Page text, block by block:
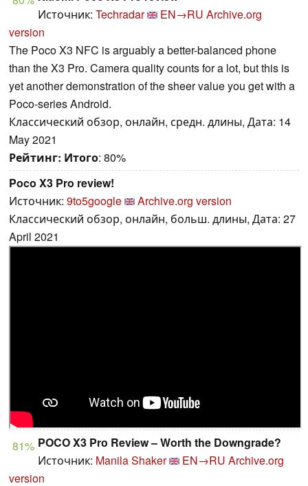
Источник: Techradar EN→RU Archive.org
version
The Poco X3 NFC is arguably a better-balanced phone
than the X3 Pro. Camera quality counts for a lot, but this is
yet another demonstration of the sheer value you get with a
Poco-series Android.
Классический обзор, онлайн, средн. длины, Дата: 14
May 2021
Рейтинг: Итого: 80%
Poco X3 Pro review!
Источник: 9to5google
Archive.org version
Классический обзор, онлайн, больш. длины, Дата: 27
April 2021
81% POCO X3 Pro Review – Worth the Downgrade?
Источник: Manila Shaker EN→RU Archive.org
version